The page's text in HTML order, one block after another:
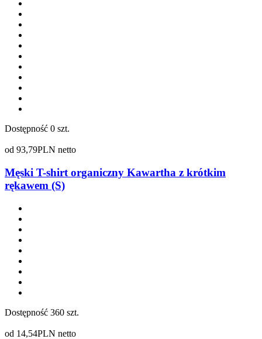
Dostępność 0 szt.
od 93,79PLN netto
Męski T-shirt organiczny Kawartha z krótkim
rękawem (S)
Dostępność 360 szt.
od 14,54PLN netto